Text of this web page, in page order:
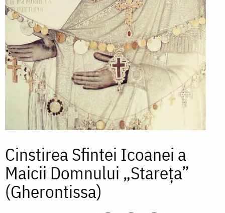
Cinstirea Sfintei Icoanei a
Maicii Domnului „Stareța”
(Gherontissa)